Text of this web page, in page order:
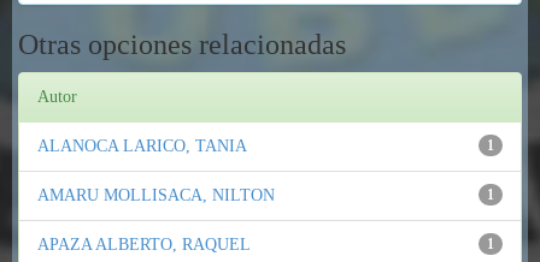
Otras opciones relacionadas
Autor
1
ALANOCA LARICO, TANIA
1
AMARU MOLLISACA, NILTON
1
APAZA ALBERTO, RAQUEL